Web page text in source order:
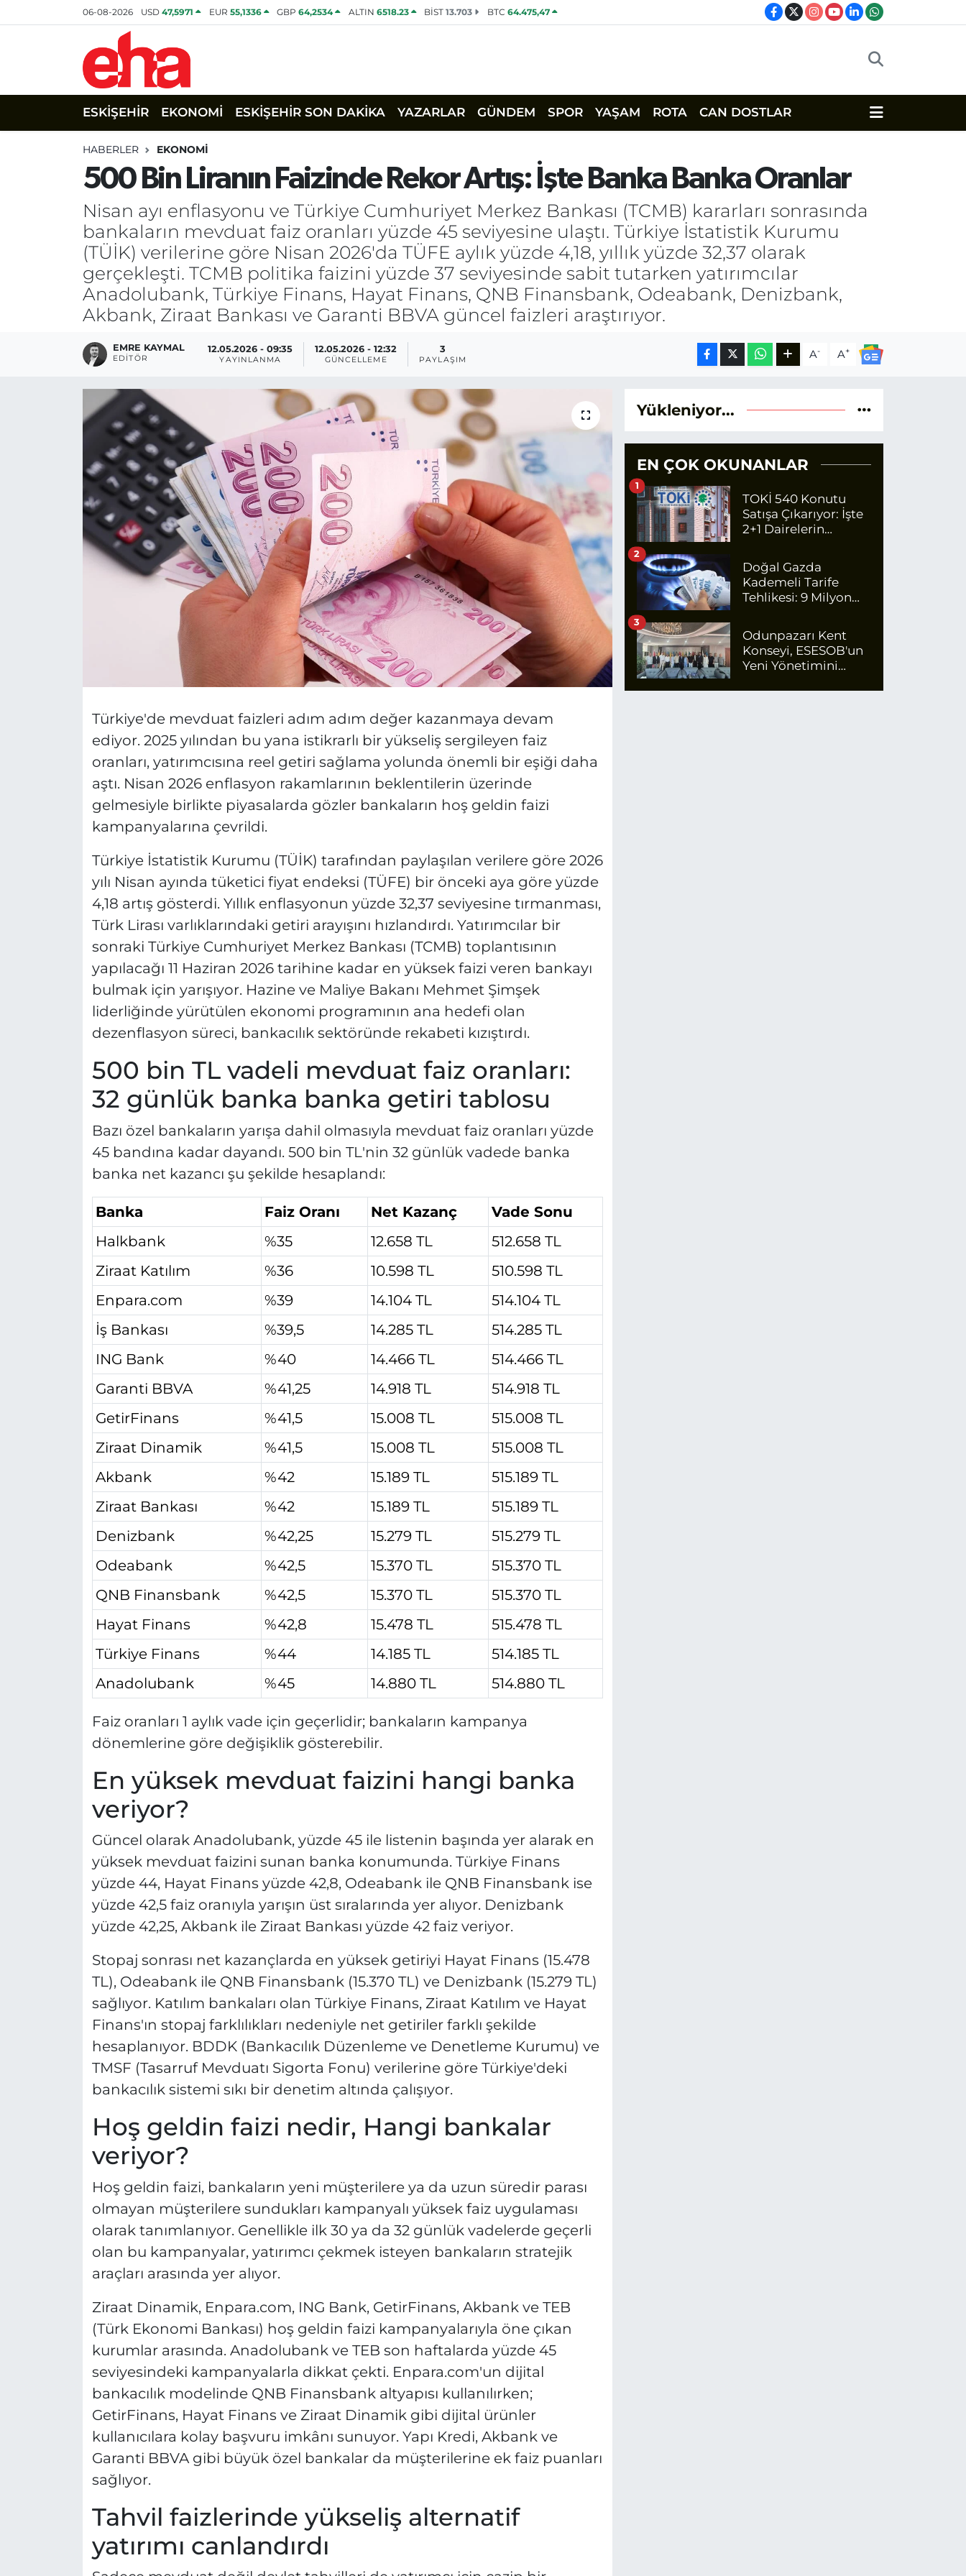
06-08-2026 USD47,5971 EUR 55,1336 GBP64,2534 ALTIN 6518.23 BİST13.703 BTC 64.475,47
ESKİŞEHİR EKONOMİ ESKİŞEHİR SON DAKİKA YAZARLAR GÜNDEM SPOR YAŞAM ROTA CAN DOSTLAR
HABERLER EKONOMİ
500 Bin Liranın Faizinde Rekor Artış: İşte Banka Banka Oranlar
Nisan ayı enflasyonu ve Türkiye Cumhuriyet Merkez Bankası (TCMB) kararları sonrasında
bankaların mevduat faiz oranları yüzde 45 seviyesine ulaştı. Türkiye İstatistik Kurumu
(TÜİK) verilerine göre Nisan 2026'da TÜFE aylık yüzde 4,18, yıllık yüzde 32,37 olarak
gerçekleşti. TCMB politika faizini yüzde 37 seviyesinde sabit tutarken yatırımcılar
Anadolubank, Türkiye Finans, Hayat Finans, QNB Finansbank, Odeabank, Denizbank,
Akbank, Ziraat Bankası ve Garanti BBVA güncel faizleri araştırıyor.
EMRE KAYMAL
EDITÖR
12.05.2026 - 09:35
YAYINLANMA
12.05.2026 - 12:32
GÜNCELLEME
3
PAYLAŞIM A- A+
Türkiye'de mevduat faizleri adım adım değer kazanmaya devam
ediyor. 2025 yılından bu yana istikrarlı bir yükseliş sergileyen faiz
oranları, yatırımcısına reel getiri sağlama yolunda önemli bir eşiği daha
aştı. Nisan 2026 enflasyon rakamlarının beklentilerin üzerinde
gelmesiyle birlikte piyasalarda gözler bankaların hoş geldin faizi
kampanyalarına çevrildi.
Türkiye İstatistik Kurumu (TÜİK) tarafından paylaşılan verilere göre 2026
yılı Nisan ayında tüketici fiyat endeksi (TÜFE) bir önceki aya göre yüzde
4,18 artış gösterdi. Yıllık enflasyonun yüzde 32,37 seviyesine tırmanması,
Türk Lirası varlıklarındaki getiri arayışını hızlandırdı. Yatırımcılar bir
sonraki Türkiye Cumhuriyet Merkez Bankası (TCMB) toplantısının
yapılacağı 11 Haziran 2026 tarihine kadar en yüksek faizi veren bankayı
bulmak için yarışıyor. Hazine ve Maliye Bakanı Mehmet Şimşek
liderliğinde yürütülen ekonomi programının ana hedefi olan
dezenflasyon süreci, bankacılık sektöründe rekabeti kızıştırdı.
500 bin TL vadeli mevduat faiz oranları:
32 günlük banka banka getiri tablosu
Bazı özel bankaların yarışa dahil olmasıyla mevduat faiz oranları yüzde
45 bandına kadar dayandı. 500 bin TL'nin 32 günlük vadede banka
banka net kazancı şu şekilde hesaplandı:
Banka Faiz Oranı Net Kazanç
Vade Sonu
Halkbank
%35 12.658 TL
512.658 TL
Ziraat Katılım
%36 10.598 TL
510.598 TL
Enpara.com
%39 14.104 TL
514.104 TL
İş Bankası
%39,5 14.285 TL
514.285 TL
ING Bank
%40 14.466 TL
514.466 TL
Garanti BBVA
%41,25 14.918 TL
514.918 TL
GetirFinans
%41,5 15.008 TL
515.008 TL
Ziraat Dinamik
%41,5 15.008 TL
515.008 TL
Akbank
%42 15.189 TL
515.189 TL
Ziraat Bankası
%42 15.189 TL
515.189 TL
Denizbank
%42,25 15.279 TL
515.279 TL
Odeabank
%42,5 15.370 TL
515.370 TL
QNB Finansbank
%42,5 15.370 TL
515.370 TL
Hayat Finans
%42,8 15.478 TL
515.478 TL
Türkiye Finans
%44 14.185 TL
514.185 TL
Anadolubank
%45 14.880 TL 514.880 TL
Faiz oranları 1 aylık vade için geçerlidir; bankaların kampanya
dönemlerine göre değişiklik gösterebilir.
En yüksek mevduat faizini hangi banka
veriyor?
Güncel olarak Anadolubank, yüzde 45 ile listenin başında yer alarak en
yüksek mevduat faizini sunan banka konumunda. Türkiye Finans
yüzde 44, Hayat Finans yüzde 42,8, Odeabank ile QNB Finansbank ise
yüzde 42,5 faiz oranıyla yarışın üst sıralarında yer alıyor. Denizbank
yüzde 42,25, Akbank ile Ziraat Bankası yüzde 42 faiz veriyor.
Stopaj sonrası net kazançlarda en yüksek getiriyi Hayat Finans (15.478
TL), Odeabank ile QNB Finansbank (15.370 TL) ve Denizbank (15.279 TL)
sağlıyor. Katılım bankaları olan Türkiye Finans, Ziraat Katılım ve Hayat
Finans'ın stopaj farklılıkları nedeniyle net getiriler farklı şekilde
hesaplanıyor. BDDK (Bankacılık Düzenleme ve Denetleme Kurumu) ve
TMSF (Tasarruf Mevduatı Sigorta Fonu) verilerine göre Türkiye'deki
bankacılık sistemi sıkı bir denetim altında çalışıyor.
Hoş geldin faizi nedir, Hangi bankalar
veriyor?
Hoş geldin faizi, bankaların yeni müşterilere ya da uzun süredir parası
olmayan müşterilere sundukları kampanyalı yüksek faiz uygulaması
olarak tanımlanıyor. Genellikle ilk 30 ya da 32 günlük vadelerde geçerli
olan bu kampanyalar, yatırımcı çekmek isteyen bankaların stratejik
araçları arasında yer alıyor.
Ziraat Dinamik, Enpara.com, ING Bank, GetirFinans, Akbank ve TEB
(Türk Ekonomi Bankası) hoş geldin faizi kampanyalarıyla öne çıkan
kurumlar arasında. Anadolubank ve TEB son haftalarda yüzde 45
seviyesindeki kampanyalarla dikkat çekti. Enpara.com'un dijital
bankacılık modelinde QNB Finansbank altyapısı kullanılırken;
GetirFinans, Hayat Finans ve Ziraat Dinamik gibi dijital ürünler
kullanıcılara kolay başvuru imkânı sunuyor. Yapı Kredi, Akbank ve
Garanti BBVA gibi büyük özel bankalar da müşterilerine ek faiz puanları
sağlıyor.
Tahvil faizlerinde yükseliş alternatif
yatırımı canlandırdı
Yükleniyor...
EN ÇOK OKUNANLAR
TOKİ 540 Konutu
Satışa Çıkarıyor: İşte
2+1 Dairelerin
1
Doğal Gazda
Kademeli Tarife
Tehlikesi: 9 Milyon
Ödeyecek
2
Odunpazarı Kent
Konseyi, ESESOB'un
Yeni Yönetimini
3